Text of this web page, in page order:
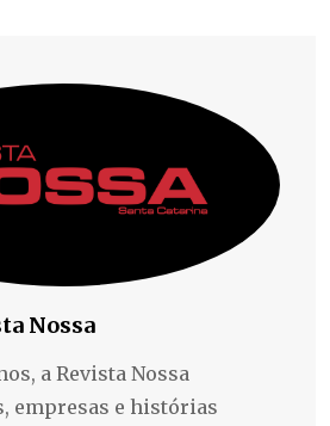
Nossa
a Revista Nossa
empresas e histórias